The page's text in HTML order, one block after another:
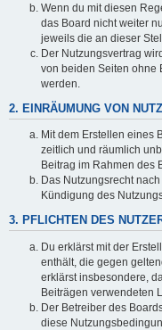
Wenn du mit diesen
das Board nicht weiter
jeweils die an dieser
Der Nutzungsvertrag
von beiden Seiten ohne
werden.
2. EINRÄUMUNG VON
Mit dem Erstellen eines
zeitlich und räumlich
Beitrag im Rahmen des
Das Nutzungsrecht
Kündigung des
3. PFLICHTEN DES
Du erklärst mit der
enthält, die gegen
erklärst insbesondere,
Beiträgen verwendeten
Der Betreiber des
diese